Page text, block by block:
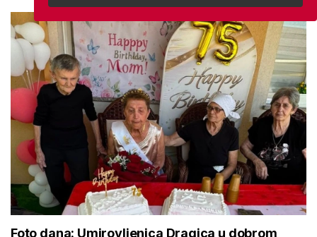
Foto dana: Umirovljenica Dragica u dobrom